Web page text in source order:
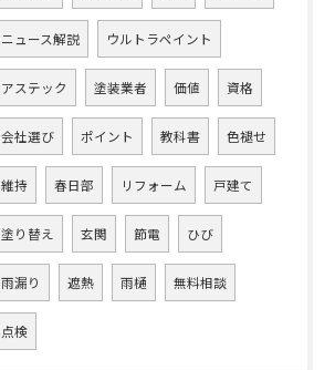
ニュース解説 ウルトラペイント
アステック 塗装業者 価値 資格
会社選び ポイント 教科書 色褪せ
維持 春日部 リフォーム 戸建て
塗り替え 玄関 節電 ひび
雨漏り 遮熱 雨樋 無料相談
点検